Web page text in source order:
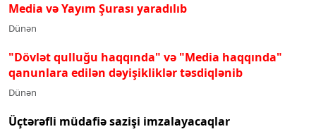
Media və Yayım Şurası yaradılıb
Dünən
"Dövlət qulluğu haqqında" və "Media haqqında"
qanunlara edilən dəyişikliklər təsdiqlənib
Dünən
Üçtərəfli müdafiə sazişi imzalayacaqlar